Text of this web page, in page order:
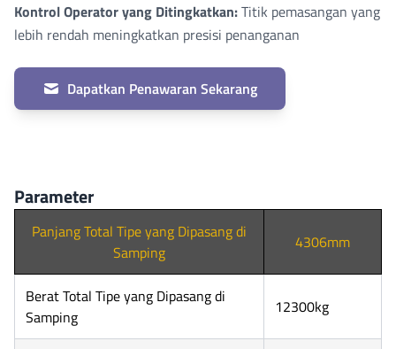
Kontrol Operator yang Ditingkatkan:Titik pemasangan yang
lebih rendah meningkatkan presisi penanganan
Dapatkan Penawaran Sekarang
Parameter
Panjang Total Tipe yang Dipasang di
Samping
4306mm
Berat Total Tipe yang Dipasang di
Samping
12300kg